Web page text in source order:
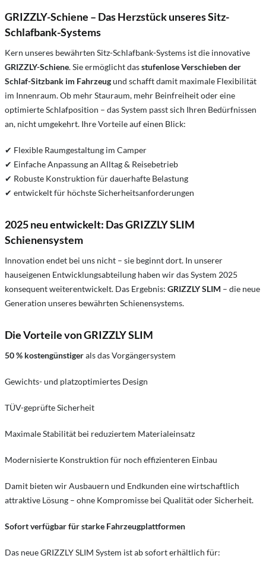
GRIZZLY-Schiene – Das Herzstück unseres Sitz-
Schlafbank-Systems
Kern unseres bewährten Sitz-Schlafbank-Systems ist die innovative
GRIZZLY-Schiene. Sie ermöglicht dasstufenlose Verschieben der
Schlaf-Sitzbank im Fahrzeugund schafft damit maximale Flexibilität
im Innenraum. Ob mehr Stauraum, mehr Beinfreiheit oder eine
optimierte Schlafposition – das System passt sich Ihren Bedürfnissen
an, nicht umgekehrt. Ihre Vorteile auf einen Blick:
✔ Flexible Raumgestaltung im Camper
✔ Einfache Anpassung an Alltag & Reisebetrieb
✔ Robuste Konstruktion für dauerhafte Belastung
✔ entwickelt für höchste Sicherheitsanforderungen
2025 neu entwickelt: Das GRIZZLY SLIM
Schienensystem
Innovation endet bei uns nicht – sie beginnt dort. In unserer
hauseigenen Entwicklungsabteilung haben wir das System 2025
konsequent weiterentwickelt. Das Ergebnis: GRIZZLY SLIM – die neue
Generation unseres bewährten Schienensystems.
Die Vorteile von GRIZZLY SLIM
50 % kostengünstigerals das Vorgängersystem
Gewichts- und platzoptimiertes Design
TÜV-geprüfte Sicherheit
Maximale Stabilität bei reduziertem Materialeinsatz
Modernisierte Konstruktion für noch effizienteren Einbau
Damit bieten wir Ausbauern und Endkunden eine wirtschaftlich
attraktive Lösung – ohne Kompromisse bei Qualität oder Sicherheit.
Sofort verfügbar für starke Fahrzeugplattformen
Das neue GRIZZLY SLIM System ist ab sofort erhältlich für: